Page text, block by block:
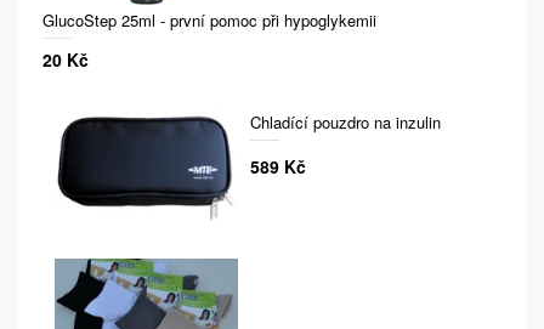
GlucoStep 25ml - první pomoc při hypoglykemii
20 Kč
Chladící pouzdro na inzulin
589 Kč